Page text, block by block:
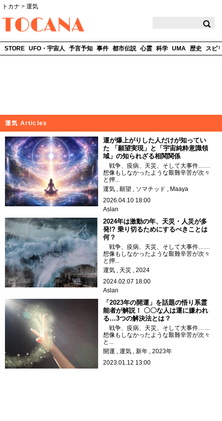
トカナ > 運気
STORE UFO・宇宙人 予言予知 事件 都市伝説 心霊 科学 UMA 歴史 スピ
運気 Articles
運が爆上がりした人だけが知ってい
た 「願望実現」と「宇宙純粋意識領
域」の知られざる相関関係
戦争、疫病、天災、そして大事件……
想像もしなかったような艱難辛苦が次々
と押...
運気
願望 ソマチッド
Maaya
2026.04.10 18:00
Aslan
2024年は激動の年、天災・人災が多
発!? 乗り切るためにするべきことは
何？
戦争、疫病、天災、そして大事件……
想像もしなかったような艱難辛苦が次々
と押...
運気
天災
2024
2024.02.07 18:00
Aslan
「2023年の開運」を話題の悟り系霊
能者が解説！ 〇〇な人は運に嫌われ
る…3つの解決法とは？
戦争、疫病、天災、そして大事件……
想像もしなかったような艱難辛苦が次々
と...
開運
運気 新年
2023年
2023.01.12 13:00